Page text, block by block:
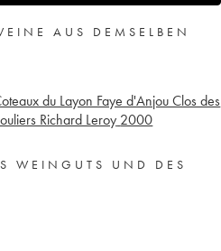
AUS DEMSELBEN
du Layon Faye d'Anjou Clos des
Richard Leroy 2000
WEINGUTS UND DES